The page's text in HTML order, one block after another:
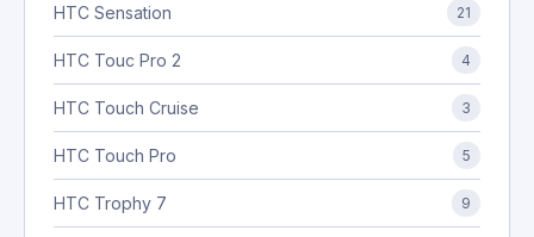
HTC Sensation 21
HTC Touc Pro 2 4
HTC Touch Cruise 3
HTC Touch Pro 5
HTC Trophy 7 9